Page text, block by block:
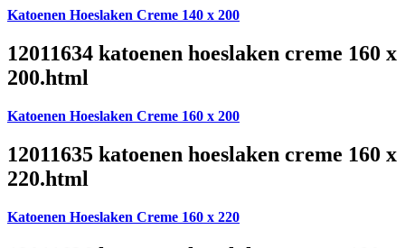
Katoenen Hoeslaken Creme 140 x 200
12011634 katoenen hoeslaken creme 160 x
200.html
Katoenen Hoeslaken Creme 160 x 200
12011635 katoenen hoeslaken creme 160 x
220.html
Katoenen Hoeslaken Creme 160 x 220